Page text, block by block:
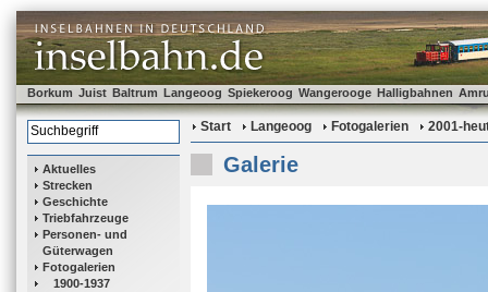
Borkum Juist Baltrum Langeoog Spiekeroog Wangerooge Halligbahnen
Aktuelles
Strecken
Geschichte
Triebfahrzeuge
Personen- und
Güterwagen
Fotogalerien
1900-1937
Start Langeoog Fotogalerien 2001-
Galerie